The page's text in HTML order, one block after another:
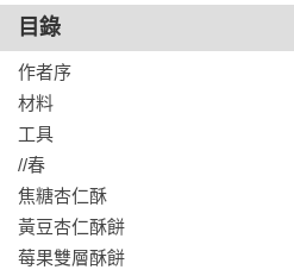
目錄
作者序
材料
工具
//春
焦糖杏仁酥
黃豆杏仁酥餅
莓果雙層酥餅